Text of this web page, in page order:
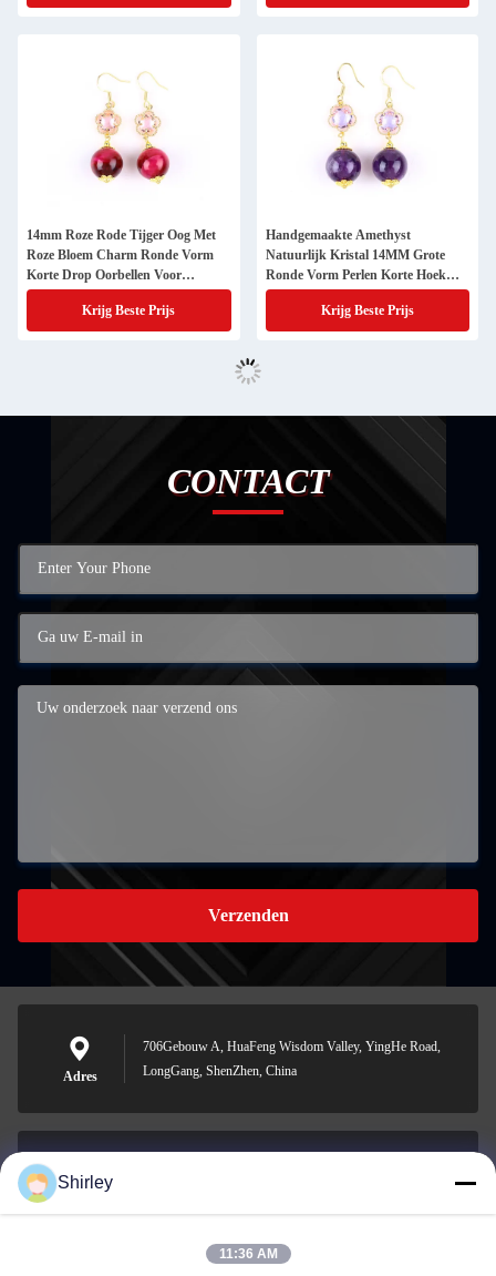
14mm Roze Rode Tijger Oog Met
Roze Bloem Charm Ronde Vorm
Korte Drop Oorbellen Voor
Feestcadeau
Krijg Beste Prijs
Handgemaakte Amethyst
Natuurlijk Kristal 14MM Grote
Ronde Vorm Perlen Korte Hoek
Oorbellen Voor Juwelen Geschenk
Krijg Beste Prijs
CONTACT
Verzenden
Adres
706Gebouw A, HuaFeng Wisdom Valley, YingHe Road,
LongGang, ShenZhen, China
Shirley
11:36 AM